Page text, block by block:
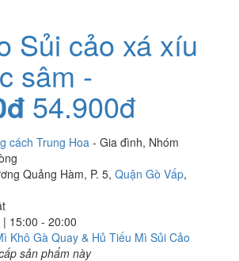
Sủi cảo xá xíu
sâm -
54.900đ
cách Trung Hoa - Gia đình, Nhóm
Quảng Hàm, P. 5, Quận Gò Vấp,
15:00 - 20:00
Khô Gà Quay & Hủ Tiếu Mì Sủi Cảo
sản phẩm này